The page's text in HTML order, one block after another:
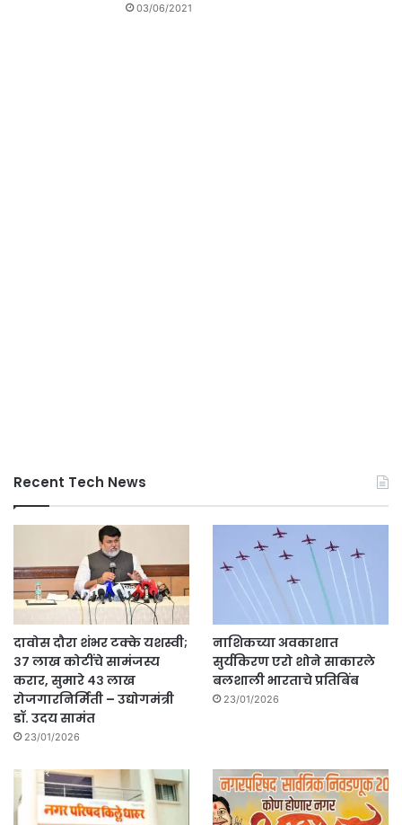
03/06/2021
Recent Tech News
दावोस दौरा शंभर टक्के यशस्वी;
३७ लाख कोटींचे सामंजस्य
करार, सुमारे ४३ लाख
रोजगारनिर्मिती – उद्योगमंत्री
डॉ. उदय सामंत
23/01/2026
नाशिकच्या अवकाशात
सुर्यकिरण एरो शोने साकारले
बलशाली भारताचे प्रतिबिंब
23/01/2026